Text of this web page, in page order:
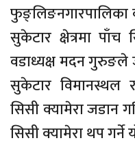
फुङ्लिङनगारपालिका
सुकेटार क्षेत्रमा पाँच
वडाध्यक्ष मदन गुरुङले
सुकेटार विमानस्थल र
सिसी क्यामेरा जडान
सिसी क्यामेरा थप